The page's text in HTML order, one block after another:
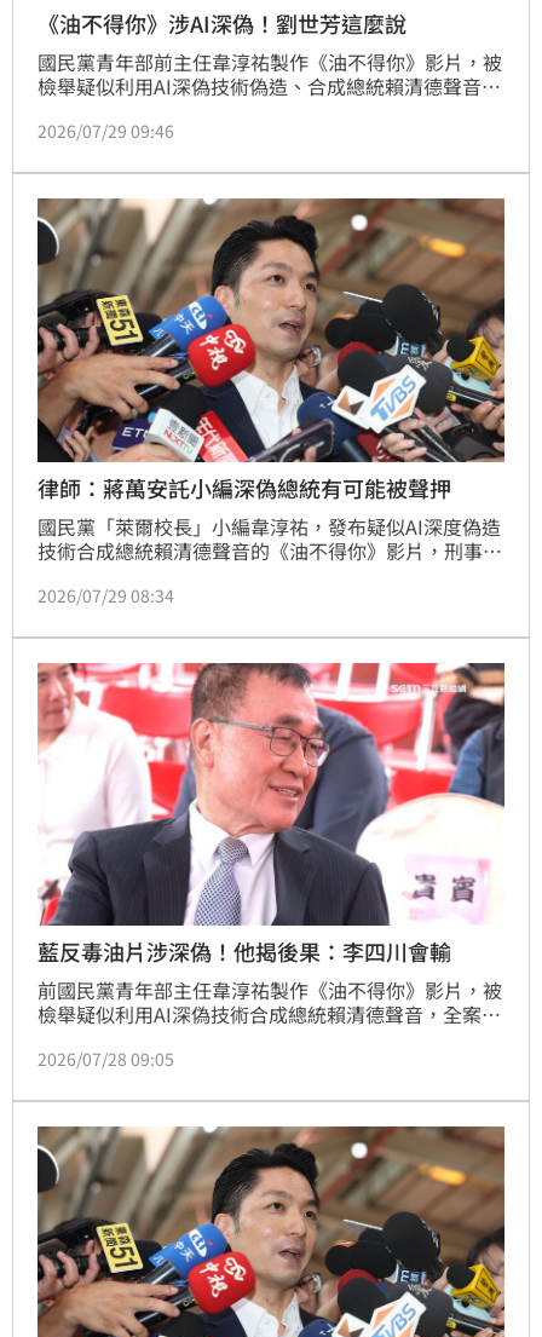
《油不得你》涉AI深偽！劉世芳這麼說
國民黨青年部前主任韋淳祐製作《油不得你》影片，被
檢舉疑似利用AI深偽技術偽造、合成總統賴清德聲音，
保障言論自由，但偽造別人的聲音，全體台灣人民都不
報請北檢偵辦，警方不針對個案，內政部尊重警方與檢
方依照偵查不公開偵辦。
2026/07/29 09:46
律師：蔣萬安託小編深偽總統有可能被聲押
國民黨「萊爾校長」小編韋淳祐，發布疑似AI深度偽造
技術合成總統賴清德聲音的《油不得你》影片，刑事局
上週特別拜託韋淳祐團隊協助製作宣傳影片，「我要嚴
表」。陳君瑋律師直言，蔣萬安已經蜜獾化，託小編深
偽賴清德，有可能被聲押。
2026/07/29 08:34
藍反毒油片涉深偽！他揭後果：李四川會輸
前國民黨青年部主任韋淳祐製作《油不得你》影片，被
檢舉疑似利用AI深偽技術合成總統賴清德聲音，全案警
北檢已簽分「他」字案調查。媒體人陳東豪今（28）日
選新北市長的李四川，「你這樣做李四川會輸」。
2026/07/28 09:05